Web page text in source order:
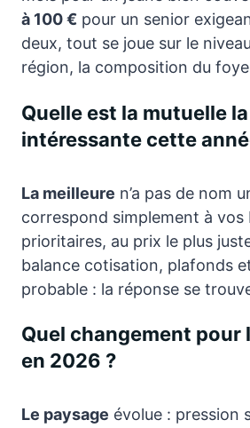
à 100 € pour un senior
deux, tout se joue sur le
région, la composition du
Quelle est la mutuelle
intéressante cette
La meilleure n’a pas de nom
correspond simplement à vos
prioritaires, au prix le plus
balance cotisation, plafonds
probable : la réponse se
Quel changement pour
en 2026 ?
Le paysage évolue : pression